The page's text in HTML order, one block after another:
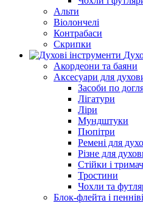
Альти
Віолончелі
Контрабаси
Скрипки
Акордеони та баяни
Аксесуари для
Засоби по
Лігатури
Ліри
Мундштуки
Пюпітри
Ремені для
Різне для
Стійки і
Тростини
Чохли та
Блок-флейта і